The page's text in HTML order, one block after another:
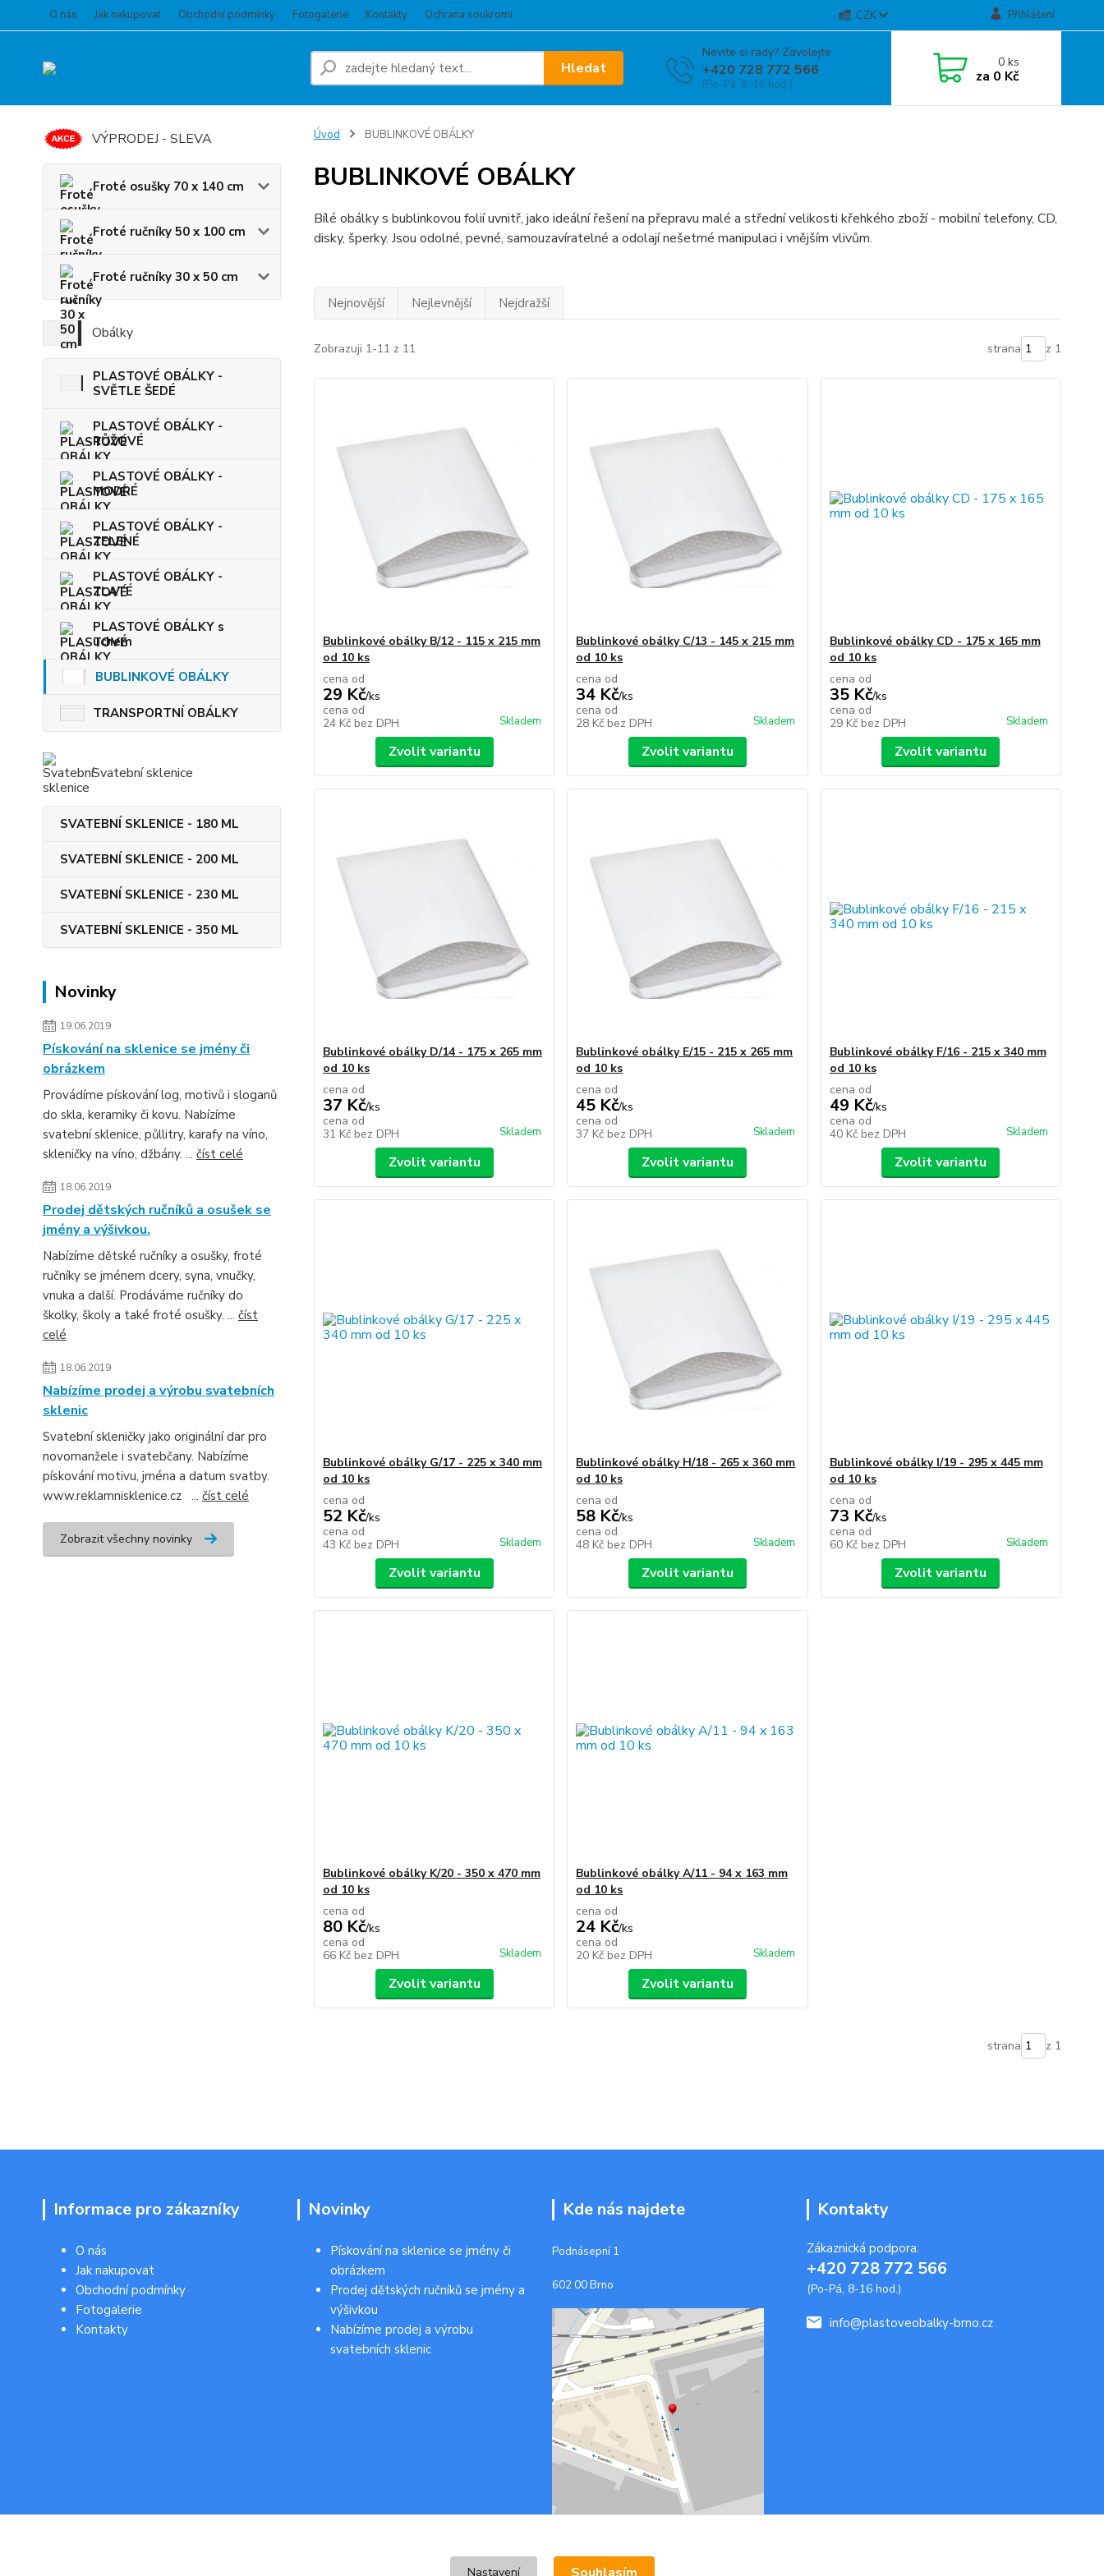
O nás Jak nakupovat Obchodní podmínky Fotogalerie Kontakty Ochrana soukromí CZK Přihlášení
Hledat
Nevíte si rady? Zavolejte.
+420 728 772 566
(Po-Pá, 8-16 hod.)
0ks
za 0 Kč
VÝPRODEJ - SLEVA
Froté osušky 70 x 140 cm
Froté ručníky 50 x 100 cm
Froté ručníky 30 x 50 cm
Obálky
PLASTOVÉ OBÁLKY -
SVĚTLE ŠEDÉ
PLASTOVÉ OBÁLKY -
RŮŽOVÉ
PLASTOVÉ OBÁLKY -
MODRÉ
PLASTOVÉ OBÁLKY -
ZELENÉ
PLASTOVÉ OBÁLKY -
ZLATÉ
PLASTOVÉ OBÁLKY s
uchem
BUBLINKOVÉ OBÁLKY
TRANSPORTNÍ OBÁLKY
Svatební sklenice
SVATEBNÍ SKLENICE - 180 ML
SVATEBNÍ SKLENICE - 200 ML
SVATEBNÍ SKLENICE - 230 ML
SVATEBNÍ SKLENICE - 350 ML
Novinky
19.06.2019
Pískování na sklenice se jmény či
obrázkem
Provádíme pískování log, motivů i sloganů
do skla, keramiky či kovu. Nabízíme
svatební sklenice, půllitry, karafy na víno,
skleničky na víno, džbány. ... číst celé
18.06.2019
Prodej dětských ručníků a osušek se
jmény a výšivkou.
Nabízíme dětské ručníky a osušky, froté
ručníky se jménem dcery, syna, vnučky,
vnuka a další. Prodáváme ručníky do
školky, školy a také froté osušky. ... číst
celé
18.06.2019
Nabízíme prodej a výrobu svatebních
sklenic
Svatební skleničky jako originální dar pro
novomanžele i svatebčany. Nabízíme
pískování motivu, jména a datum svatby.
www.reklamnisklenice.cz ... číst celé
Zobrazit všechny novinky
Úvod BUBLINKOVÉ OBÁLKY
BUBLINKOVÉ OBÁLKY
Bílé obálky s bublinkovou folií uvnitř, jako ideální řešení na přepravu malé a střední velikosti křehkého zboží - mobilní telefony, CD,
disky, šperky. Jsou odolné, pevné, samouzavíratelné a odolají nešetrné manipulaci i vnějším vlivům.
Nejnovější Nejlevnější Nejdražší
Zobrazuji 1-11 z 11 strana z 1
Bublinkové obálky B/12 - 115 x 215 mm
od 10 ks
cena od
29 Kč/ks
cena od
24 Kč bez DPH Skladem
Zvolit variantu
Bublinkové obálky C/13 - 145 x 215 mm
od 10 ks
cena od
34 Kč/ks
cena od
28 Kč bez DPH Skladem
Zvolit variantu
Bublinkové obálky CD - 175 x 165 mm
od 10 ks
cena od
35 Kč/ks
cena od
29 Kč bez DPH Skladem
Zvolit variantu
Bublinkové obálky D/14 - 175 x 265 mm
od 10 ks
cena od
37 Kč/ks
cena od
31 Kč bez DPH Skladem
Zvolit variantu
Bublinkové obálky E/15 - 215 x 265 mm
od 10 ks
cena od
45 Kč/ks
cena od
37 Kč bez DPH Skladem
Zvolit variantu
Bublinkové obálky F/16 - 215 x 340 mm
od 10 ks
cena od
49 Kč/ks
cena od
40 Kč bez DPH Skladem
Zvolit variantu
Bublinkové obálky G/17 - 225 x 340 mm
od 10 ks
cena od
52 Kč/ks
cena od
43 Kč bez DPH Skladem
Zvolit variantu
Bublinkové obálky H/18 - 265 x 360 mm
od 10 ks
cena od
58 Kč/ks
cena od
48 Kč bez DPH Skladem
Zvolit variantu
Bublinkové obálky I/19 - 295 x 445 mm
od 10 ks
cena od
73 Kč/ks
cena od
60 Kč bez DPH Skladem
Zvolit variantu
Bublinkové obálky K/20 - 350 x 470 mm
od 10 ks
cena od
80 Kč/ks
cena od
66 Kč bez DPH Skladem
Zvolit variantu
Bublinkové obálky A/11 - 94 x 163 mm
od 10 ks
cena od
24 Kč/ks
cena od
20 Kč bez DPH Skladem
Zvolit variantu
strana z 1
Informace pro zákazníky
O nás
Jak nakupovat
Obchodní podmínky
Fotogalerie
Kontakty
Novinky
Pískování na sklenice se jmény či
obrázkem
Prodej dětských ručníků se jmény a
výšivkou
Nabízíme prodej a výrobu
svatebních sklenic
Kde nás najdete
Podnásepní 1
602 00 Brno
Kontakty
Zákaznická podpora:
+420 728 772 566
(Po-Pá, 8-16 hod.)
info@plastoveobalky-brno.cz
Nastavení